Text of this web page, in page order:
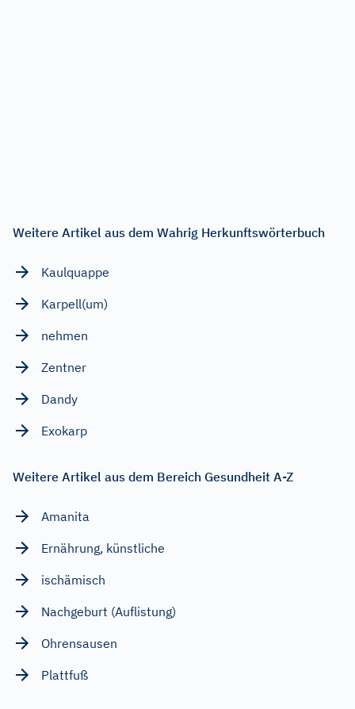
Weitere Artikel aus dem Wahrig Herkunftswörterbuch
Kaulquappe
Karpell(um)
nehmen
Zentner
Dandy
Exokarp
Weitere Artikel aus dem Bereich Gesundheit A-Z
Amanita
Ernährung, künstliche
ischämisch
Nachgeburt (Auflistung)
Ohrensausen
Plattfuß